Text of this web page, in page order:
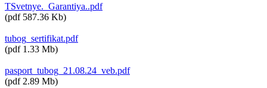
TSvetnye._Garantiya..pdf
(pdf 587.36 Kb)
tubog_sertifikat.pdf
(pdf 1.33 Mb)
pasport_tubog_21.08.24_veb.pdf
(pdf 2.89 Mb)